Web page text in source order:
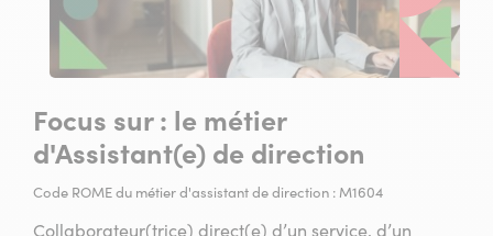
Focus sur : le métier
d'Assistant(e) de direction
Code ROME du métier d'assistant de direction : M1604
Collaborateur(trice) direct(e) d’un service, d’un